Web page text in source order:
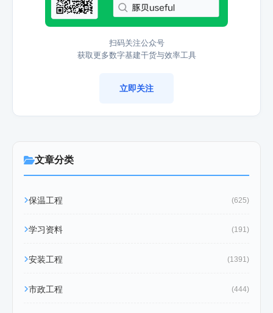
扫码关注公众号
获取更多数字基建干货与效率工具
立即关注
文章分类
保温工程 (625)
学习资料 (191)
安装工程 (1391)
市政工程 (444)